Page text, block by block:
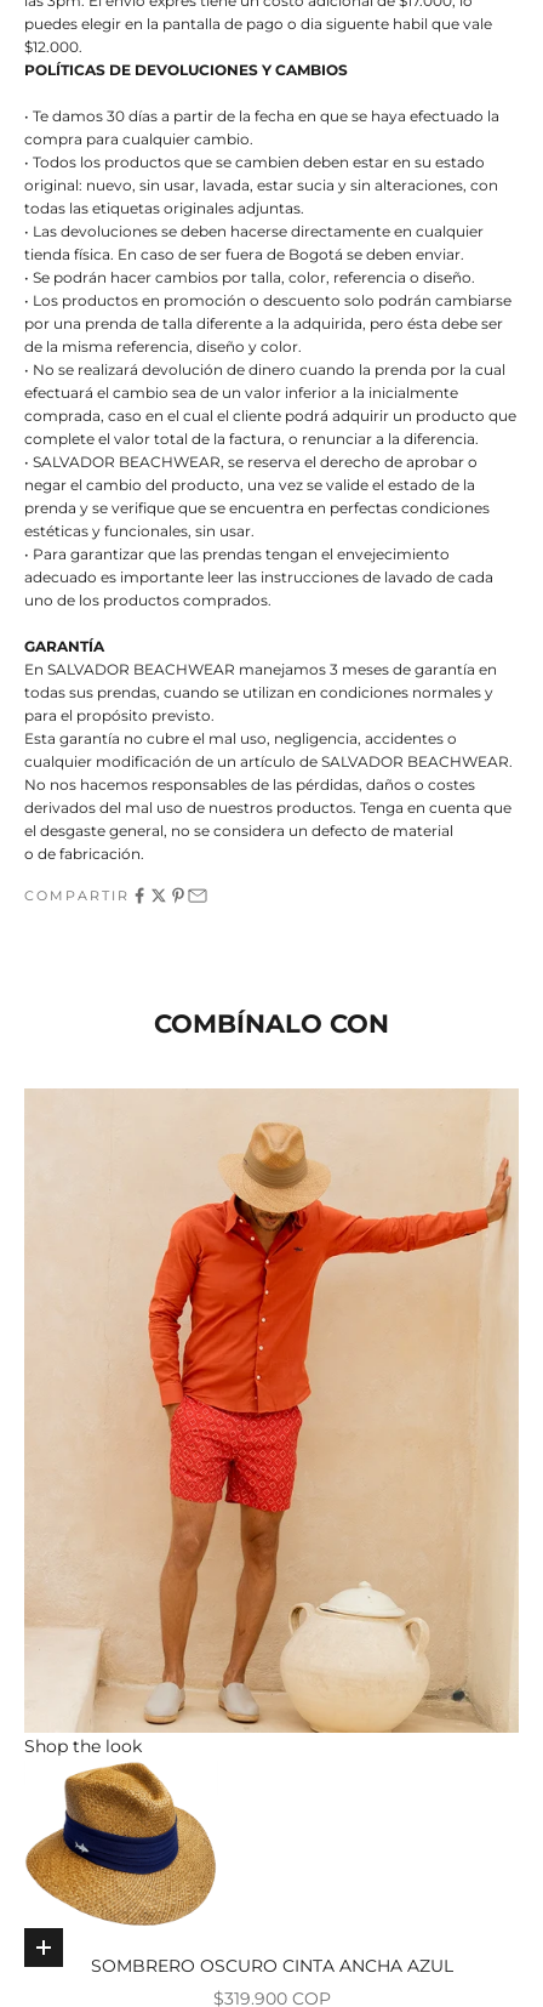
puedes elegir en la pantalla de pago o dia siguente habil que vale
$12.000.
POLÍTICAS DE DEVOLUCIONES Y CAMBIOS
• Te damos 30 días a partir de la fecha en que se haya efectuado la
compra para cualquier cambio.
• Todos los productos que se cambien deben estar en su estado
original: nuevo, sin usar, lavada, estar sucia y sin alteraciones, con
todas las etiquetas originales adjuntas.
• Las devoluciones se deben hacerse directamente en cualquier
tienda física. En caso de ser fuera de Bogotá se deben enviar.
• Se podrán hacer cambios por talla, color, referencia o diseño.
• Los productos en promoción o descuento solo podrán cambiarse
por una prenda de talla diferente a la adquirida, pero ésta debe ser
de la misma referencia, diseño y color.
• No se realizará devolución de dinero cuando la prenda por la cual
efectuará el cambio sea de un valor inferior a la inicialmente
comprada, caso en el cual el cliente podrá adquirir un producto que
complete el valor total de la factura, o renunciar a la diferencia.
• SALVADOR BEACHWEAR, se reserva el derecho de aprobar o
negar el cambio del producto, una vez se valide el estado de la
prenda y se verifique que se encuentra en perfectas condiciones
estéticas y funcionales, sin usar.
• Para garantizar que las prendas tengan el envejecimiento
adecuado es importante leer las instrucciones de lavado de cada
uno de los productos comprados.
GARANTÍA
En SALVADOR BEACHWEAR manejamos 3 meses de garantía en
todas sus prendas, cuando se utilizan en condiciones normales y
para el propósito previsto.
Esta garantía no cubre el mal uso, negligencia, accidentes o
cualquier modificación de un artículo de SALVADOR BEACHWEAR.
No nos hacemos responsables de las pérdidas, daños o costes
derivados del mal uso de nuestros productos. Tenga en cuenta que
el desgaste general, no se considera un defecto de material
o de fabricación.
COMPARTIR
COMBÍNALO CON
Shop the look
Elige opciones
SOMBRERO OSCURO CINTA ANCHA AZUL
Precio de oferta
$319.900 COP